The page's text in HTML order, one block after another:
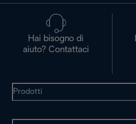
Hai bisogno di
aiuto? Contattaci
Prodotti